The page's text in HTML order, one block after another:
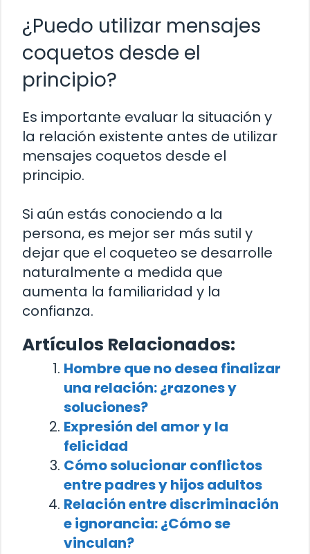
¿Puedo utilizar mensajes
coquetos desde el
principio?
Es importante evaluar la situación y
la relación existente antes de utilizar
mensajes coquetos desde el
principio.
Si aún estás conociendo a la
persona, es mejor ser más sutil y
dejar que el coqueteo se desarrolle
naturalmente a medida que
aumenta la familiaridad y la
confianza.
Artículos Relacionados:
Hombre que no desea finalizar
una relación: ¿razones y
soluciones?
Expresión del amor y la
felicidad
Cómo solucionar conflictos
entre padres y hijos adultos
Relación entre discriminación
e ignorancia: ¿Cómo se
vinculan?